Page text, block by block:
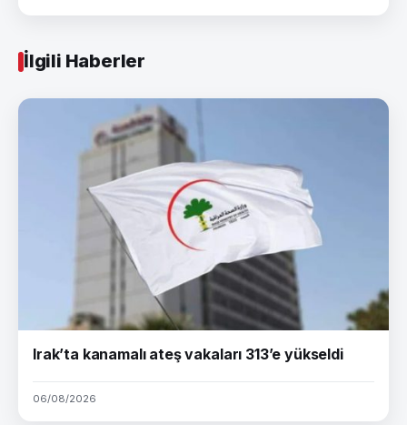
İlgili Haberler
Irak’ta kanamalı ateş vakaları 313’e yükseldi
06/08/2026